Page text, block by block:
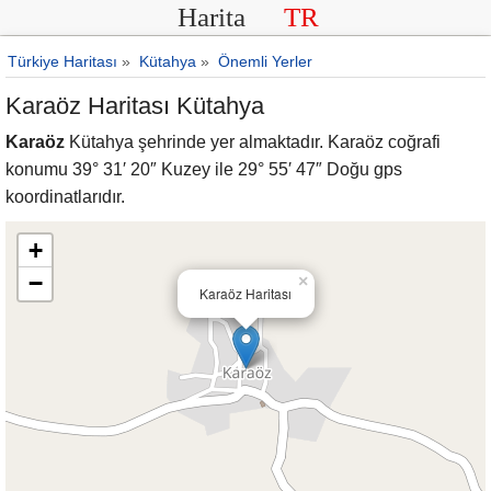
Harita TR
Türkiye Haritası » Kütahya » Önemli Yerler
Karaöz Haritası Kütahya
Karaöz Kütahya şehrinde yer almaktadır. Karaöz coğrafi
konumu 39° 31′ 20″ Kuzey ile 29° 55′ 47″ Doğu gps
koordinatlarıdır.
Karaöz Haritası
×
+
−